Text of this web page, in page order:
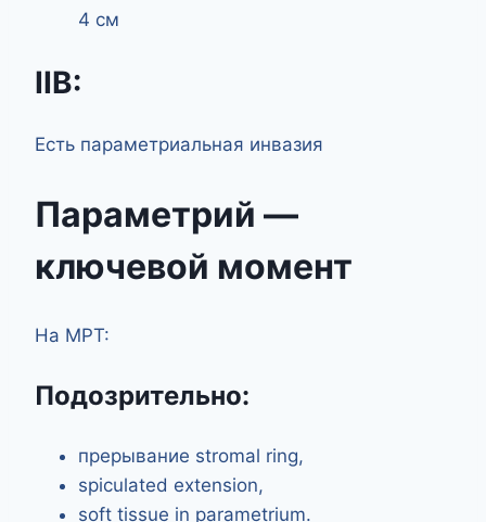
4 см
IIB:
Есть параметриальная инвазия
Параметрий —
ключевой момент
На МРТ:
Подозрительно:
прерывание stromal ring,
spiculated extension,
soft tissue in parametrium.